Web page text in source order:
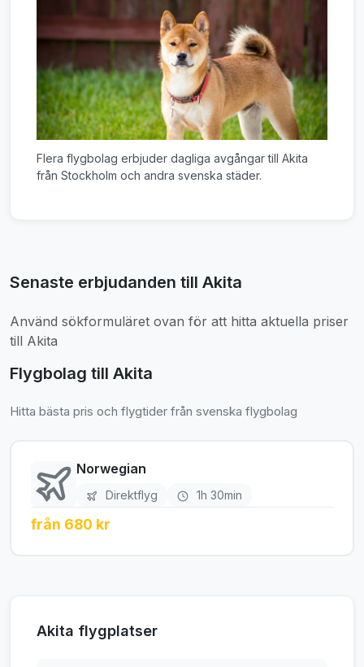
Flera flygbolag erbjuder dagliga avgångar till Akita
från Stockholm och andra svenska städer.
Senaste erbjudanden till Akita
Använd sökformuläret ovan för att hitta aktuella priser
till Akita
Flygbolag till Akita
Hitta bästa pris och flygtider från svenska flygbolag
Norwegian
Direktflyg 1h 30min
från 680 kr
Akita flygplatser